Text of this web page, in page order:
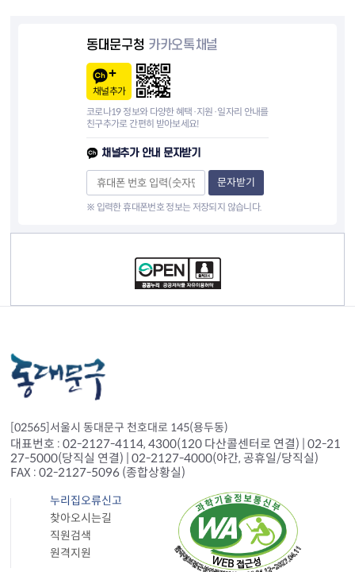
동대문구청 카카오톡채널
채널추가
코로나19 정보와 다양한 혜택·지원·일자리 안내를
친구추가로 간편히 받아보세요!
채널추가 안내 문자받기
문자받기
※ 입력한 휴대폰번호 정보는 저장되지 않습니다.
[02565]서울시 동대문구 천호대로 145(용두동)
대표번호 : 02-2127-4114, 4300(120 다산콜센터로 연결) | 02-21
27-5000(당직실 연결) | 02-2127-4000(야간, 공휴일/당직실)
FAX : 02-2127-5096 (종합상황실)
누리집오류신고
찾아오시는길
직원검색
원격지원